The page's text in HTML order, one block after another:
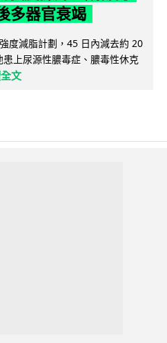
多器官衰竭
度減脂計劃，45 日內減去約 20
上尿源性膿毒症、膿毒性休克
文